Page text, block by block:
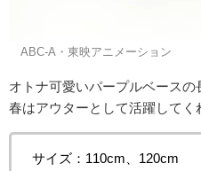
©ABC-A・東映アニメーション
オトナ可愛いパープルベースの
春はアウターとして活躍してく
サイズ：110cm、120cm